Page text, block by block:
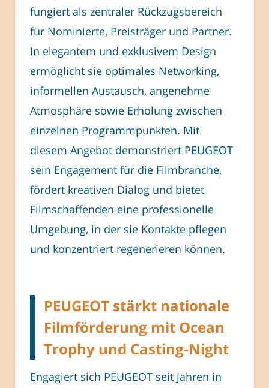
fungiert als zentraler Rückzugsbereich
für Nominierte, Preisträger und Partner.
In elegantem und exklusivem Design
ermöglicht sie optimales Networking,
informellen Austausch, angenehme
Atmosphäre sowie Erholung zwischen
einzelnen Programmpunkten. Mit
diesem Angebot demonstriert PEUGEOT
sein Engagement für die Filmbranche,
fördert kreativen Dialog und bietet
Filmschaffenden eine professionelle
Umgebung, in der sie Kontakte pflegen
und konzentriert regenerieren können.
PEUGEOT stärkt nationale
Filmförderung mit Ocean
Trophy und Casting-Night
Engagiert sich PEUGEOT seit Jahren in